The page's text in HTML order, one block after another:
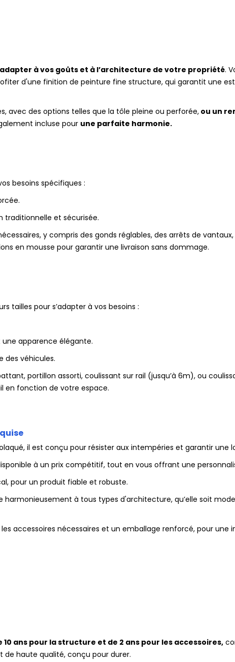
à vos goûts et à l’architecture de votre propriété.
d'une finition de peinture fine structure, qui garantit une
avec des options telles que la tôle pleine ou perforée, ou un
incluse pour une parfaite harmonie.
besoins spécifiques :
traditionnelle et sécurisée.
y compris des gonds réglables, des arrêts de
en mousse pour garantir une livraison sans dommage.
tailles pour s’adapter à vos besoins :
apparence élégante.
des véhicules.
portillon assorti, coulissant sur rail (jusqu’à 6m), ou
en fonction de votre espace.
il est conçu pour résister aux intempéries et garantir une
à un prix compétitif, tout en vous offrant une
pour un produit fiable et robuste.
harmonieusement à tous types d'architecture, qu’elle soit
accessoires nécessaires et un emballage renforcé, pour une
10 ans pour la structure et de 2 ans pour les accessoires,
de haute qualité, conçu pour durer.